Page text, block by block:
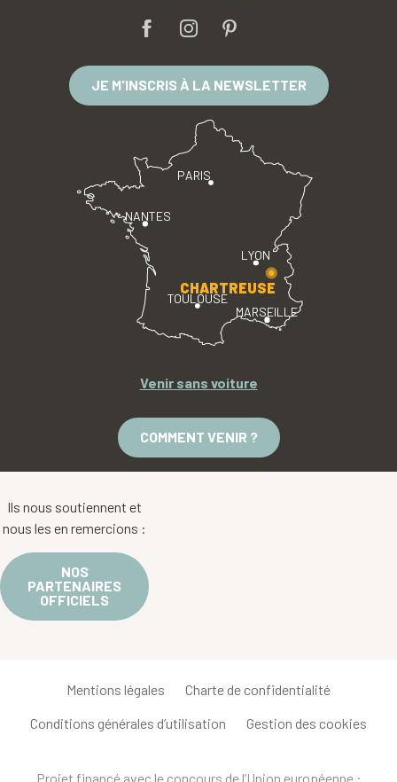
JE M'INSCRIS À LA NEWSLETTER
PARIS
LYON
TOULOUSE
MARSEILLE
NANTES
CHARTREUSE
Venir sans voiture
COMMENT VENIR ?
Ils nous soutiennent et
nous les en remercions :
NOS
PARTENAIRES
OFFICIELS
Mentions légales Charte de confidentialité
Conditions générales d’utilisation Gestion des cookies
Projet financé avec le concours de l’Union européenne :